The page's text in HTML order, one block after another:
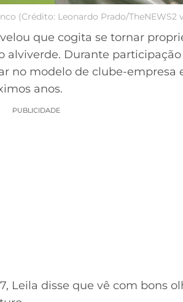
(Crédito: Leonardo Prado/TheNEWS2
que cogita se tornar
Durante
no modelo de clube-empresa
anos.
PUBLICIDADE
Leila disse que vê com bons